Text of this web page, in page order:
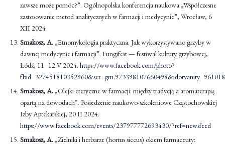
zawsze może pomóc?”. Ogólnopolska konferencja naukowa „Współczesne
zastosowanie metod analitycznych w farmacji i medycynie”, Wrocław, 6
XII 2024
Smakosz, A.„Etnomykologia praktyczna. Jak wykorzystywano grzyby w
dawnej medycynie i farmacji”. Fungifest — festiwal kultury grzybowej,
Łódź, 11–12 V 2024. https://www.facebook.com/photo?
Smakosz, A.„Olejki eteryczne w farmacji: między tradycją a aromaterapią
opartą na dowodach”. Posiedzenie naukowo-szkoleniowe Częstochowskiej
Izby Aptekarskiej, 20 II 2024.
https://www.facebook.com/events/237977772693430/?ref=newsfeed
Smakosz, A.„Zielniki i herbarze (hortus siccus) okiem farmaceuty: